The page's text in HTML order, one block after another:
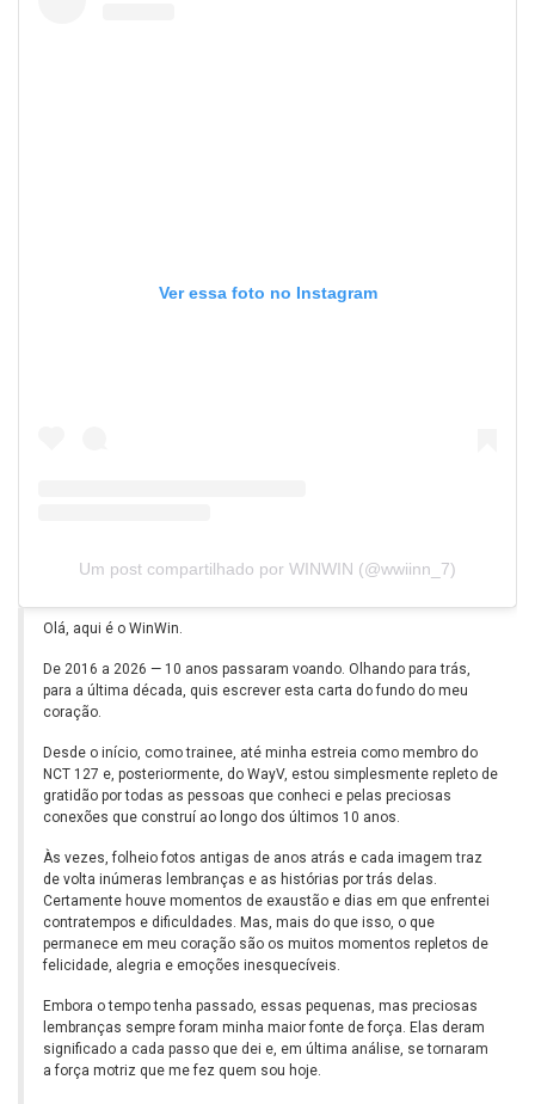
Ver essa foto no Instagram
Um post compartilhado por WINWIN (@wwiinn_7)
Olá, aqui é o WinWin.
De 2016 a 2026 — 10 anos passaram voando. Olhando para trás,
para a última década, quis escrever esta carta do fundo do meu
coração.
Desde o início, como trainee, até minha estreia como membro do
NCT 127 e, posteriormente, do WayV, estou simplesmente repleto de
gratidão por todas as pessoas que conheci e pelas preciosas
conexões que construí ao longo dos últimos 10 anos.
Às vezes, folheio fotos antigas de anos atrás e cada imagem traz
de volta inúmeras lembranças e as histórias por trás delas.
Certamente houve momentos de exaustão e dias em que enfrentei
contratempos e dificuldades. Mas, mais do que isso, o que
permanece em meu coração são os muitos momentos repletos de
felicidade, alegria e emoções inesquecíveis.
Embora o tempo tenha passado, essas pequenas, mas preciosas
lembranças sempre foram minha maior fonte de força. Elas deram
significado a cada passo que dei e, em última análise, se tornaram
a força motriz que me fez quem sou hoje.